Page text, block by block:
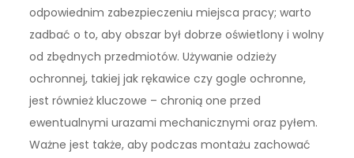
odpowiednim zabezpieczeniu miejsca pracy; warto
zadbać o to, aby obszar był dobrze oświetlony i wolny
od zbędnych przedmiotów. Używanie odzieży
ochronnej, takiej jak rękawice czy gogle ochronne,
jest również kluczowe – chronią one przed
ewentualnymi urazami mechanicznymi oraz pyłem.
Ważne jest także, aby podczas montażu zachować